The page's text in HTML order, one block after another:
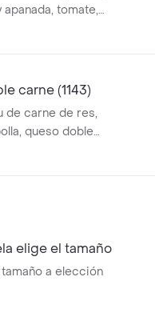
tomate,
carne (1143)
de carne de res,
queso doble
elige el tamaño
a elección